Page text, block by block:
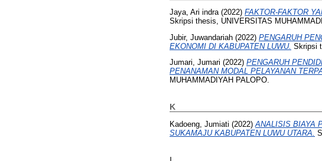
Jaya, Ari indra (2022) FAKTOR-FAKTOR
Skripsi thesis, UNIVERSITAS
Jubir, Juwandariah (2022) PENGARUH
EKONOMI DI KABUPATEN LUWU. Skripsi
Jumari, Jumari (2022) PENGARUH
PENANAMAN MODAL PELAYANAN
MUHAMMADIYAH PALOPO.
K
Kadoeng, Jumiati (2022)ANALISIS BIAYA
SUKAMAJU KABUPATEN LUWU UTARA.